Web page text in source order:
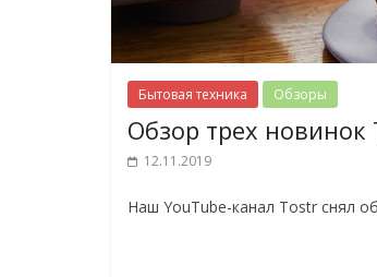
Бытовая техника Обзоры
Обзор трех новинок
12.11.2019
Наш YouTube-канал Tostr снял